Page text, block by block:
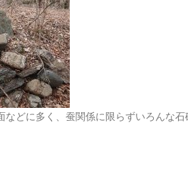
などに多く、蚕関係に限らずいろんな